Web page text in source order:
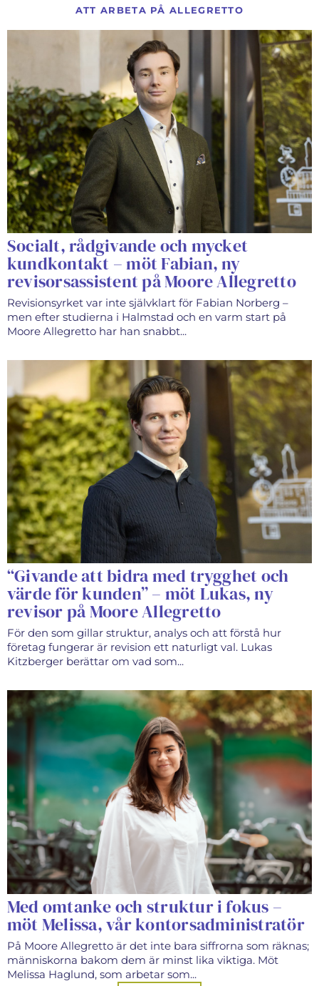
ATT ARBETA PÅ ALLEGRETTO
Socialt, rådgivande och mycket
kundkontakt – möt Fabian, ny
revisorsassistent på Moore Allegretto
Revisionsyrket var inte självklart för Fabian Norberg –
men efter studierna i Halmstad och en varm start på
Moore Allegretto har han snabbt...
“Givande att bidra med trygghet och
värde för kunden” – möt Lukas, ny
revisor på Moore Allegretto
För den som gillar struktur, analys och att förstå hur
företag fungerar är revision ett naturligt val. Lukas
Kitzberger berättar om vad som...
Med omtanke och struktur i fokus –
möt Melissa, vår kontorsadministratör
På Moore Allegretto är det inte bara siffrorna som räknas;
människorna bakom dem är minst lika viktiga. Möt
Melissa Haglund, som arbetar som...